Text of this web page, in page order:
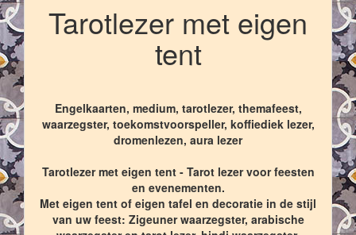
Tarotlezer met eigen
tent
Engelkaarten, medium, tarotlezer, themafeest,
waarzegster, toekomstvoorspeller, koffiediek lezer,
dromenlezen, aura lezer
Tarotlezer met eigen tent - Tarot lezer voor feesten
en evenementen.
Met eigen tent of eigen tafel en decoratie in de stijl
van uw feest: Zigeuner waarzegster, arabische